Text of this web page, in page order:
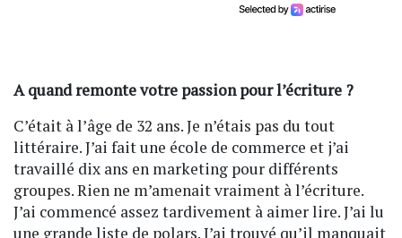
A quand remonte votre passion pour l’écriture ?
C’était à l’âge de 32 ans. Je n’étais pas du tout
littéraire. J’ai fait une école de commerce et j’ai
travaillé dix ans en marketing pour différents
groupes. Rien ne m’amenait vraiment à l’écriture.
J’ai commencé assez tardivement à aimer lire. J’ai lu
une grande liste de polars. J’ai trouvé qu’il manquait